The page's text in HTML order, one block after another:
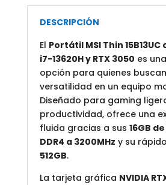
DESCRIPCIÓN
El Portátil MSI Thin
i7-13620H y RTX 3050 es
opción para quienes
versatilidad en un equipo
Diseñado para gaming
productividad, ofrece una
fluida gracias a sus 16GB
DDR4 a 3200MHz y su rápido
512GB.
La tarjeta gráfica NVIDIA